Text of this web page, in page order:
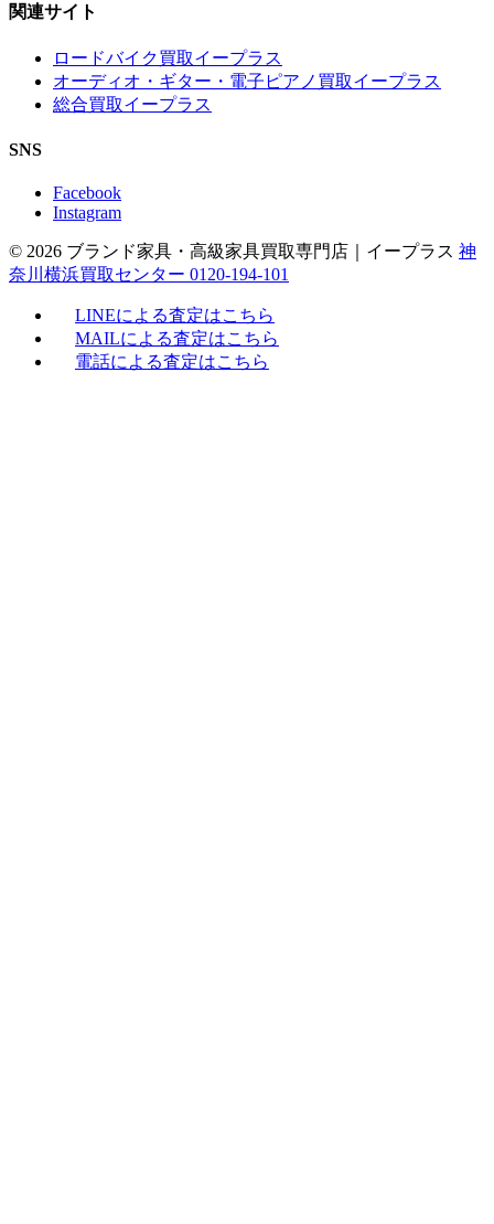
関連サイト
ロードバイク買取イープラス
オーディオ・ギター・電子ピアノ買取イープラス
総合買取イープラス
SNS
Facebook
Instagram
© 2026 ブランド家具・高級家具買取専門店｜イープラス 神
奈川横浜買取センター 0120-194-101
LINEによる査定はこちら
MAILによる査定はこちら
電話による査定はこちら